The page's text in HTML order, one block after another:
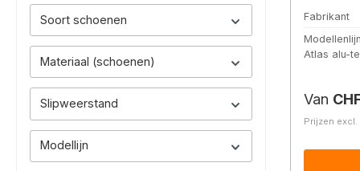
Soort schoenen
Materiaal (schoenen)
Slipweerstand
Modellijn
Fabrikant
Modellenlijn
Atlas alu-
Van
Prijzen